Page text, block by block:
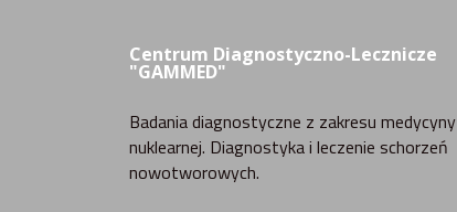
Centrum Diagnostyczno-Lecznicze
"GAMMED"
Badania diagnostyczne z zakresu medycyny
nuklearnej. Diagnostyka i leczenie schorzeń
nowotworowych.